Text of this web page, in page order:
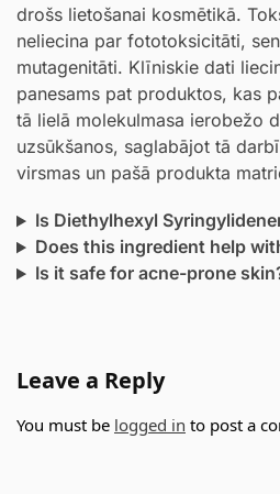
drošs lietošanai kosmētikā.
neliecina par fototoksicitāti,
mutagenitāti. Klīniskie dati
panesams pat produktos, kas
tā lielā molekulmasa ierobežo
uzsūkšanos, saglabājot tā
virsmas un pašā produkta
Is Diethylhexyl
Does this ingredient help
Is it safe for acne-prone
Leave a Reply
You must be logged in to post a